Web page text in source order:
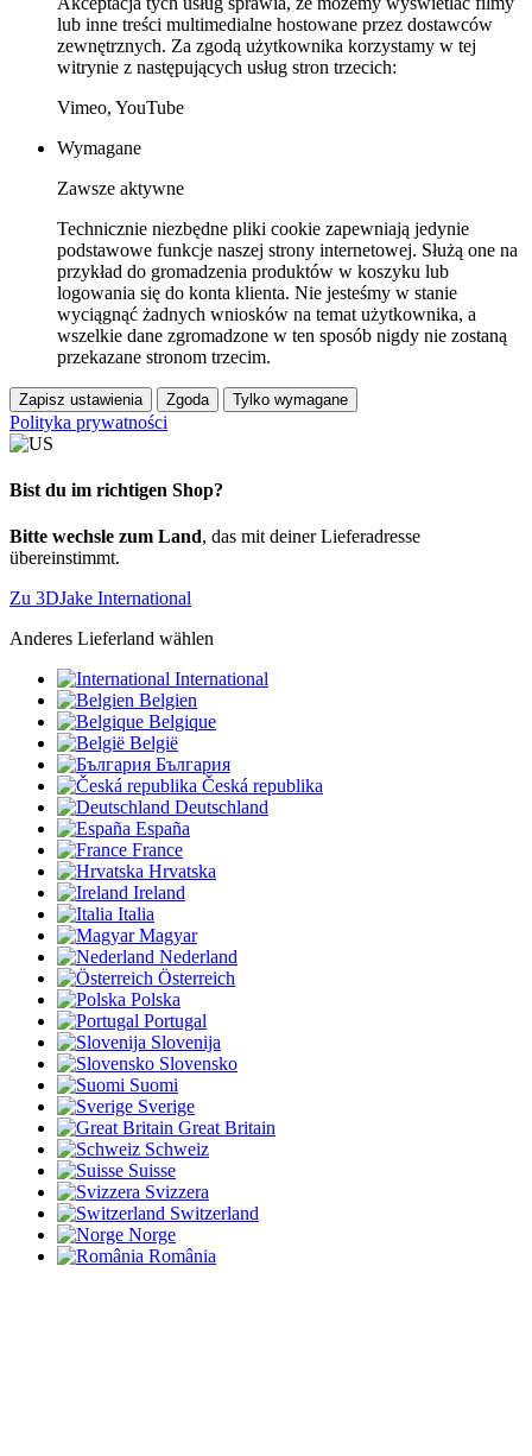
lub inne treści multimedialne hostowane przez dostawców
zewnętrznych. Za zgodą użytkownika korzystamy w tej
witrynie z następujących usług stron trzecich:
Vimeo, YouTube
Wymagane
Zawsze aktywne
Technicznie niezbędne pliki cookie zapewniają jedynie
podstawowe funkcje naszej strony internetowej. Służą one na
przykład do gromadzenia produktów w koszyku lub
logowania się do konta klienta. Nie jesteśmy w stanie
wyciągnąć żadnych wniosków na temat użytkownika, a
wszelkie dane zgromadzone w ten sposób nigdy nie zostaną
przekazane stronom trzecim.
Zapisz ustawienia Zgoda Tylko wymagane
Polityka prywatności
Bist du im richtigen Shop?
Bitte wechsle zum Land, das mit deiner Lieferadresse
übereinstimmt.
Zu 3DJake International
Anderes Lieferland wählen
International
Belgien
Belgique
België
България
Česká republika
Deutschland
España
France
Hrvatska
Ireland
Italia
Magyar
Nederland
Österreich
Polska
Portugal
Slovenija
Slovensko
Suomi
Sverige
Great Britain
Schweiz
Suisse
Svizzera
Switzerland
Norge
România